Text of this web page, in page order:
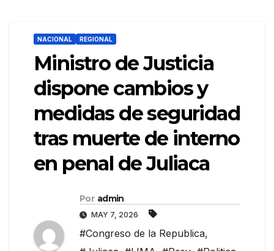
NACIONAL REGIONAL
Ministro de Justicia
dispone cambios y
medidas de seguridad
tras muerte de interno
en penal de Juliaca
Por admin
MAY 7, 2026
#Congreso de la Republica,